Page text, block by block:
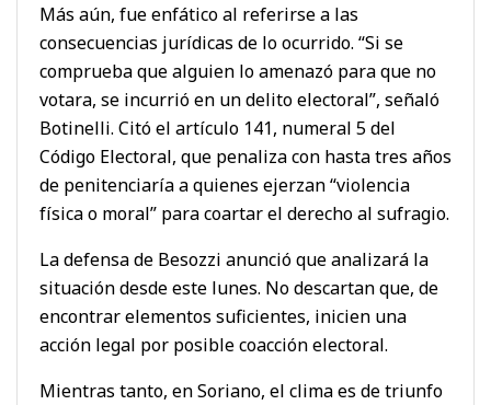
Más aún, fue enfático al referirse a las
consecuencias jurídicas de lo ocurrido. “Si se
comprueba que alguien lo amenazó para que no
votara, se incurrió en un delito electoral”, señaló
Botinelli. Citó el artículo 141, numeral 5 del
Código Electoral, que penaliza con hasta tres años
de penitenciaría a quienes ejerzan “violencia
física o moral” para coartar el derecho al sufragio.
La defensa de Besozzi anunció que analizará la
situación desde este lunes. No descartan que, de
encontrar elementos suficientes, inicien una
acción legal por posible coacción electoral.
Mientras tanto, en Soriano, el clima es de triunfo